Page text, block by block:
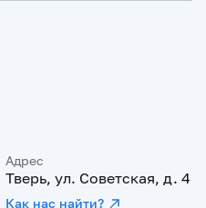
Адрес
Тверь, ул. Советская, д. 4
Как нас найти?